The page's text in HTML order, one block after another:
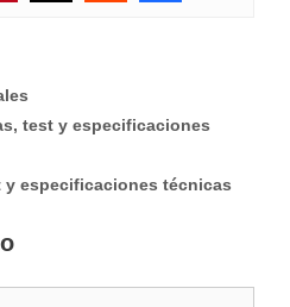
test y especificaciones
y especificaciones técnicas